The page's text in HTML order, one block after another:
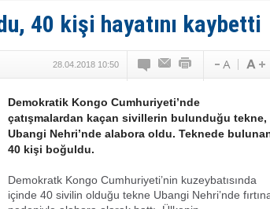
Türk Loydu’na Süveyş tonaj yetkisi
40 kişi hayatını kaybetti
28.04.2018 10:50
Demokratik Kongo Cumhuriyeti’nde
çatışmalardan kaçan sivillerin bulunduğu tekne,
Ubangi Nehri’nde alabora oldu. Teknede
40 kişi boğuldu.
Demokratk Kongo Cumhuriyeti’nin kuzeybatısında
içinde 40 sivilin olduğu tekne Ubangi Nehri’nde